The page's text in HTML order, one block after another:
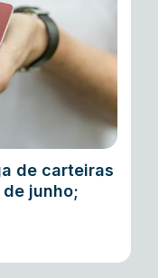
de carteiras
junho;